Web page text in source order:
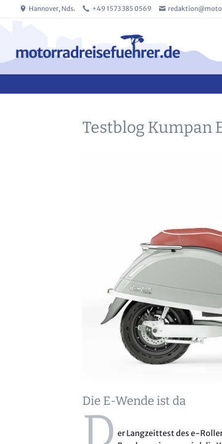
Hannover, Nds. +49 1573 385 0569
Testblog Kumpan
Die E-Wende ist da
D er Langzeittest des e-